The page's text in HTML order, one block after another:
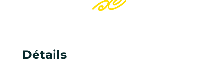
Détails